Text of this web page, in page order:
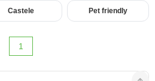
Castele Pet friendly
1